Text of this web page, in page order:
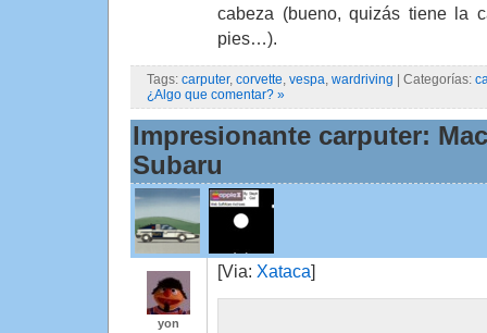
cabeza (bueno, quizás tiene la
pies…).
Tags: carputer, corvette, vespa, wardriving | Categorías:
¿Algo que comentar? »
Impresionante carputer:
Subaru
yon
[Via: Xataca]